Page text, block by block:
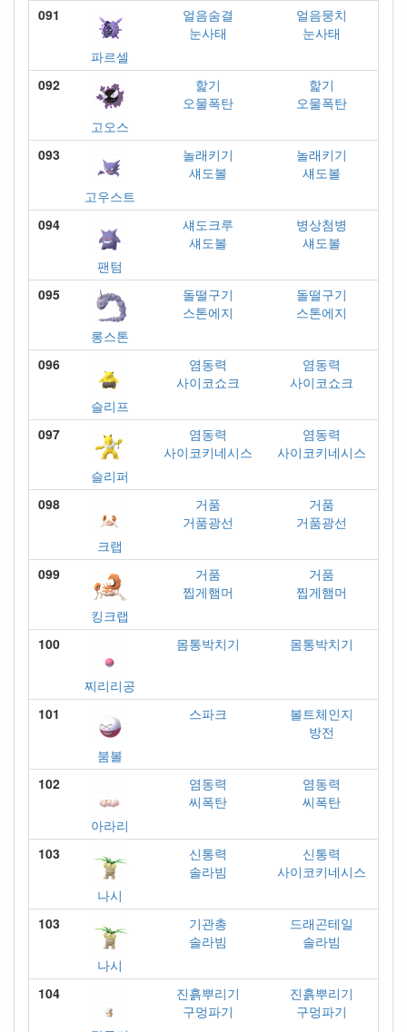
091
파르셀
얼음숨결
눈사태
얼음뭉치
눈사태
092
고오스
핥기
오물폭탄
핥기
오물폭탄
093
고우스트
놀래키기
섀도볼
놀래키기
섀도볼
094
팬텀
섀도크루
섀도볼
병상첨병
섀도볼
095
롱스톤
돌떨구기
스톤에지
돌떨구기
스톤에지
096
슬리프
염동력
사이코쇼크
염동력
사이코쇼크
097
슬리퍼
염동력
사이코키네시스
염동력
사이코키네시스
098
크랩
거품
거품광선
거품
거품광선
099
킹크랩
거품
찝게햄머
거품
찝게햄머
100
찌리리공
몸통박치기 몸통박치기
101
붐볼
스파크
볼트체인지
방전
102
아라리
염동력
씨폭탄
염동력
씨폭탄
103
나시
신통력
솔라빔
신통력
사이코키네시스
103
나시
기관총
솔라빔
드래곤테일
솔라빔
104
진흙뿌리기
구멍파기
진흙뿌리기
구멍파기